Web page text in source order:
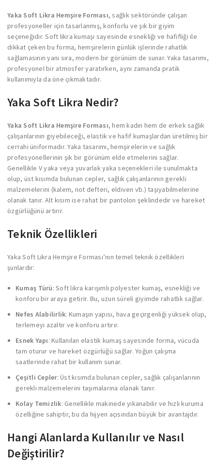
Yaka Soft Likra Hemşire Forması, sağlık sektöründe çalışan
profesyoneller için tasarlanmış, konforlu ve şık bir giyim
seçeneğidir. Soft likra kumaşı sayesinde esnekliği ve hafifliği ile
dikkat çeken bu forma, hemşirelerin günlük işlerinde rahatlık
sağlamasının yanı sıra, modern bir görünüm de sunar. Yaka tasarımı,
profesyonel bir atmosfer yaratırken, aynı zamanda pratik
kullanımıyla da öne çıkmaktadır.
Yaka Soft Likra Nedir?
Yaka Soft Likra Hemşire Forması, hem kadın hem de erkek sağlık
çalışanlarının giyebileceği, elastik ve hafif kumaşlardan üretilmiş bir
cerrahi üniformadır. Yaka tasarımı, hemşirelerin ve sağlık
profesyonellerinin şık bir görünüm elde etmelerini sağlar.
Genellikle V yaka veya yuvarlak yaka seçenekleri ile sunulmakta
olup, üst kısımda bulunan cepler, sağlık çalışanlarının gerekli
malzemelerini (kalem, not defteri, eldiven vb.) taşıyabilmelerine
olanak tanır. Alt kısım ise rahat bir pantolon şeklindedir ve hareket
özgürlüğünü artırır.
Teknik Özellikleri
Yaka Soft Likra Hemşire Forması’nın temel teknik özellikleri
şunlardır:
Kumaş Türü: Soft likra karışımlı polyester kumaş, esnekliği ve
konforu bir araya getirir. Bu, uzun süreli giyimde rahatlık sağlar.
Nefes Alabilirlik: Kumaşın yapısı, hava geçirgenliği yüksek olup,
terlemeyi azaltır ve konforu artırır.
Esnek Yapı: Kullanılan elastik kumaş sayesinde forma, vücuda
tam oturur ve hareket özgürlüğü sağlar. Yoğun çalışma
saatlerinde rahat bir kullanım sunar.
Çeşitli Cepler: Üst kısımda bulunan cepler, sağlık çalışanlarının
gerekli malzemelerini taşımalarına olanak tanır.
Kolay Temizlik: Genellikle makinede yıkanabilir ve hızlı kuruma
özelliğine sahiptir, bu da hijyen açısından büyük bir avantajdır.
Hangi Alanlarda Kullanılır ve Nasıl
Değiştirilir?